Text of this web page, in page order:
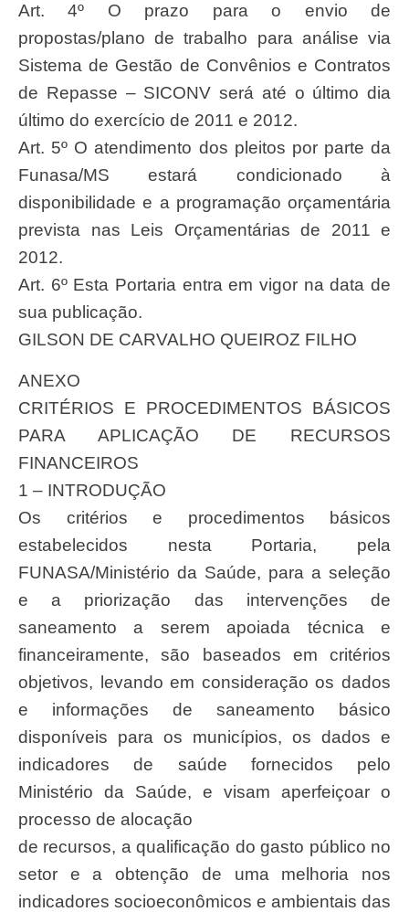
Art. 4º O prazo para o envio de
propostas/plano de trabalho para análise via
Sistema de Gestão de Convênios e Contratos
de Repasse – SICONV será até o último dia
último do exercício de 2011 e 2012.
Art. 5º O atendimento dos pleitos por parte da
Funasa/MS estará condicionado à
disponibilidade e a programação orçamentária
prevista nas Leis Orçamentárias de 2011 e
2012.
Art. 6º Esta Portaria entra em vigor na data de
sua publicação.
GILSON DE CARVALHO QUEIROZ FILHO
ANEXO
CRITÉRIOS E PROCEDIMENTOS BÁSICOS
PARA APLICAÇÃO DE RECURSOS
FINANCEIROS
1 – INTRODUÇÃO
Os critérios e procedimentos básicos
estabelecidos nesta Portaria, pela
FUNASA/Ministério da Saúde, para a seleção
e a priorização das intervenções de
saneamento a serem apoiada técnica e
financeiramente, são baseados em critérios
objetivos, levando em consideração os dados
e informações de saneamento básico
disponíveis para os municípios, os dados e
indicadores de saúde fornecidos pelo
Ministério da Saúde, e visam aperfeiçoar o
processo de alocação
de recursos, a qualificação do gasto público no
setor e a obtenção de uma melhoria nos
indicadores socioeconômicos e ambientais das